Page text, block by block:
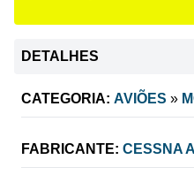
DETALHES
CATEGORIA: AVIÕES »
FABRICANTE: CESSNA